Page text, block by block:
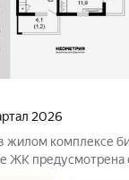
2026
жилом комплексе
ЖК предусмотрена